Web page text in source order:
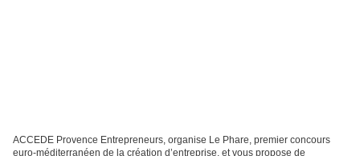
ACCEDE Provence Entrepreneurs, organise Le Phare, premier concours
euro-méditerranéen de la création d’entreprise, et vous propose de